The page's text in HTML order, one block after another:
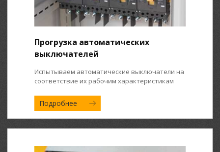
Прогрузка автоматических
выключателей
Испытываем автоматические выключатели на
соответствие их рабочим характеристикам
Подробнее